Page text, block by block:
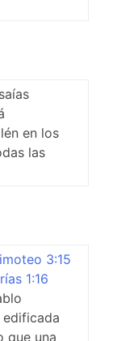
en los
las
3:15
1:16
que una